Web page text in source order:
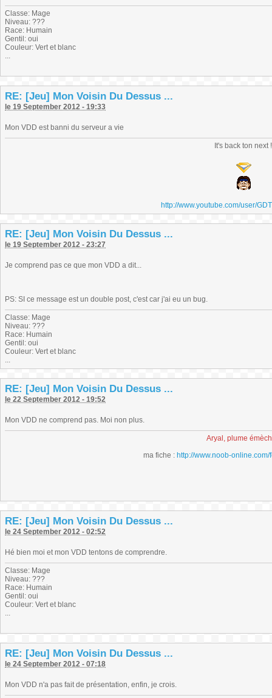
Classe: Mage
Niveau: ???
Race: Humain
Gentil: oui
Couleur: Vert et blanc
...
RE: [Jeu] Mon Voisin Du Dessus ...
le 19 September 2012 - 19:33
Mon VDD est banni du serveur a vie
It's back ton next !
http://www.youtube.com/user/
RE: [Jeu] Mon Voisin Du Dessus ...
le 19 September 2012 - 23:27
Je comprend pas ce que mon VDD a dit...
PS: SI ce message est un double post, c'est car j'ai eu un bug.
Classe: Mage
Niveau: ???
Race: Humain
Gentil: oui
Couleur: Vert et blanc
...
RE: [Jeu] Mon Voisin Du Dessus ...
le 22 September 2012 - 19:52
Mon VDD ne comprend pas. Moi non plus.
Aryal, plume
ma fiche : http://www.noob-
RE: [Jeu] Mon Voisin Du Dessus ...
le 24 September 2012 - 02:52
Hé bien moi et mon VDD tentons de comprendre.
Classe: Mage
Niveau: ???
Race: Humain
Gentil: oui
Couleur: Vert et blanc
...
RE: [Jeu] Mon Voisin Du Dessus ...
le 24 September 2012 - 07:18
Mon VDD n'a pas fait de présentation, enfin, je crois.